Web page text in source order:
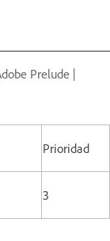
Prelude |
Prioridad
3